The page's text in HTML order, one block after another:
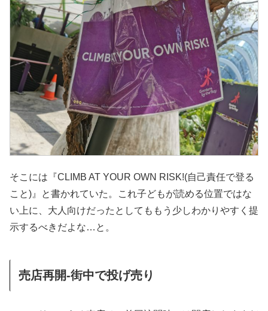
そこには『CLIMB AT YOUR OWN RISK!(自己責任で登る
こと)』と書かれていた。これ子どもが読める位置ではな
い上に、大人向けだったとしてももう少しわかりやすく提
示するべきだよな…と。
売店再開-街中で投げ売り